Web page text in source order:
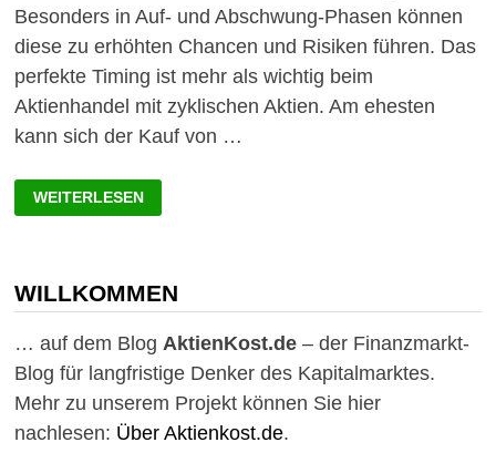
Besonders in Auf- und Abschwung-Phasen können
diese zu erhöhten Chancen und Risiken führen. Das
perfekte Timing ist mehr als wichtig beim
Aktienhandel mit zyklischen Aktien. Am ehesten
kann sich der Kauf von …
ZYKLISCHE
AKTIEN
LISTE
CYCLE
WEITERLESEN
WILLKOMMEN
… auf dem Blog AktienKost.de– der Finanzmarkt-
Blog für langfristige Denker des Kapitalmarktes.
Mehr zu unserem Projekt können Sie hier
nachlesen: Über Aktienkost.de.